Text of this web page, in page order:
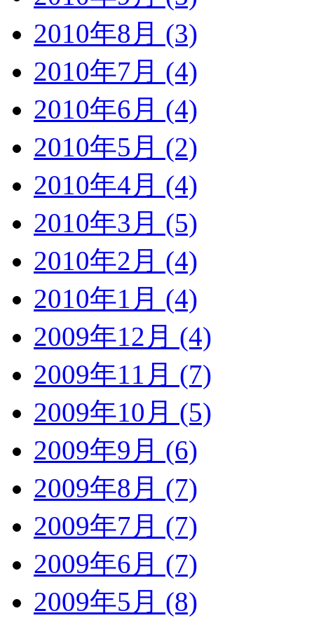
2010年8月 (3)
2010年7月 (4)
2010年6月 (4)
2010年5月 (2)
2010年4月 (4)
2010年3月 (5)
2010年2月 (4)
2010年1月 (4)
2009年12月 (4)
2009年11月 (7)
2009年10月 (5)
2009年9月 (6)
2009年8月 (7)
2009年7月 (7)
2009年6月 (7)
2009年5月 (8)